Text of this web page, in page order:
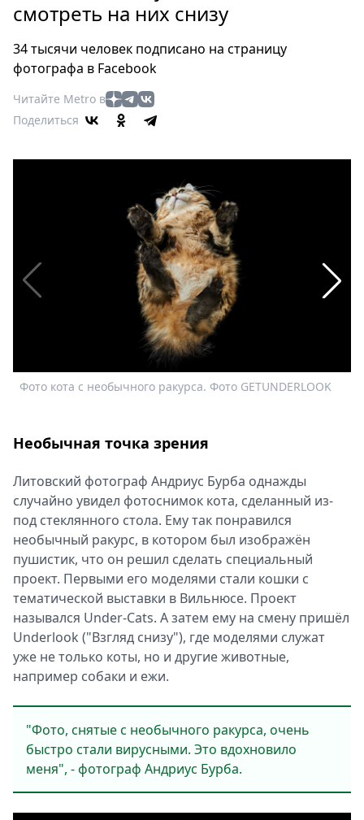
Россия
Мир
Здоровье
Еда
Туризм
Театр
Афиша
Выставки
Спецпроекты
2026
Metro
смотреть на них снизу
34 тысячи человек подписано на страницу
фотографа в Facebook
Читайте Metro в
Поделиться
Фото кота с необычного ракурса. Фото GETUNDERLOOK
Необычная точка зрения
Литовский фотограф Андриус Бурба однажды
случайно увидел фотоснимок кота, сделанный из-
под стеклянного стола. Ему так понравился
необычный ракурс, в котором был изображён
пушистик, что он решил сделать специальный
проект. Первыми его моделями стали кошки с
тематической выставки в Вильнюсе. Проект
назывался Under-Cats. А затем ему на смену пришёл
Underlook ("Взгляд снизу"), где моделями служат
уже не только коты, но и другие животные,
например собаки и ежи.
"Фото, снятые с необычного ракурса, очень
быстро стали вирусными. Это вдохновило
меня", - фотограф Андриус Бурба.